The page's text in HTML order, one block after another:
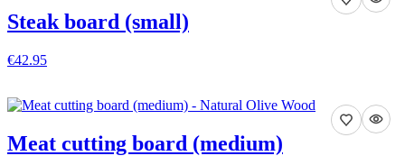
Steak board (small)
€42.95
Meat cutting board (medium)